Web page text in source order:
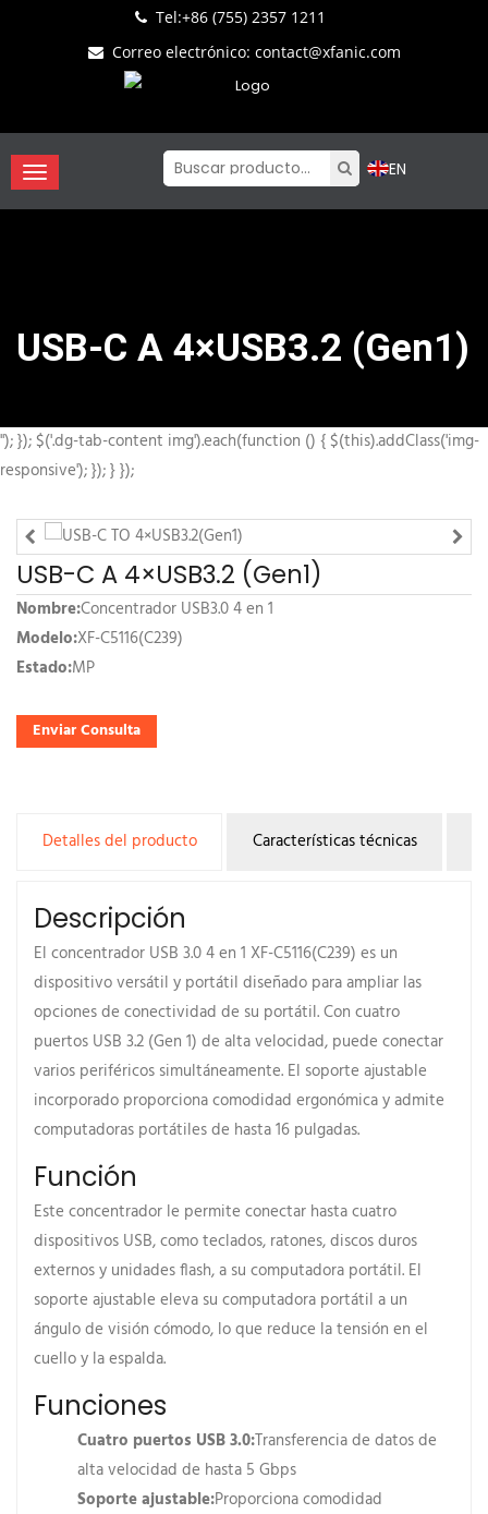
Tel:+86 (755) 2357 1211
Correo electrónico: contact@xfanic.com
EN
USB-C A 4×USB3.2 (Gen1)
"); }); $('.dg-tab-content img').each(function () { $(this).addClass('img-
responsive'); }); } });
USB-C A 4×USB3.2 (Gen1)
Nombre:Concentrador USB3.0 4 en 1
Modelo:XF-C5116(C239)
Estado:MP
Enviar Consulta
Detalles del producto Características técnicas
Descripción
El concentrador USB 3.0 4 en 1 XF-C5116(C239) es un
dispositivo versátil y portátil diseñado para ampliar las
opciones de conectividad de su portátil. Con cuatro
puertos USB 3.2 (Gen 1) de alta velocidad, puede conectar
varios periféricos simultáneamente. El soporte ajustable
incorporado proporciona comodidad ergonómica y admite
computadoras portátiles de hasta 16 pulgadas.
Función
Este concentrador le permite conectar hasta cuatro
dispositivos USB, como teclados, ratones, discos duros
externos y unidades flash, a su computadora portátil. El
soporte ajustable eleva su computadora portátil a un
ángulo de visión cómodo, lo que reduce la tensión en el
cuello y la espalda.
Funciones
Cuatro puertos USB 3.0:Transferencia de datos de
alta velocidad de hasta 5 Gbps
Soporte ajustable:Proporciona comodidad